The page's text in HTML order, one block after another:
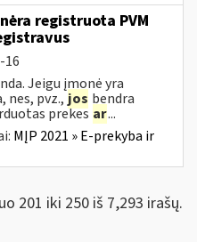
registruota PVM
16
Jeigu įmonė yra
nes, pvz., jos bendra
prekes ar...
MĮP 2021 » E-prekyba ir
201 iki 250 iš 7,293 irašų.